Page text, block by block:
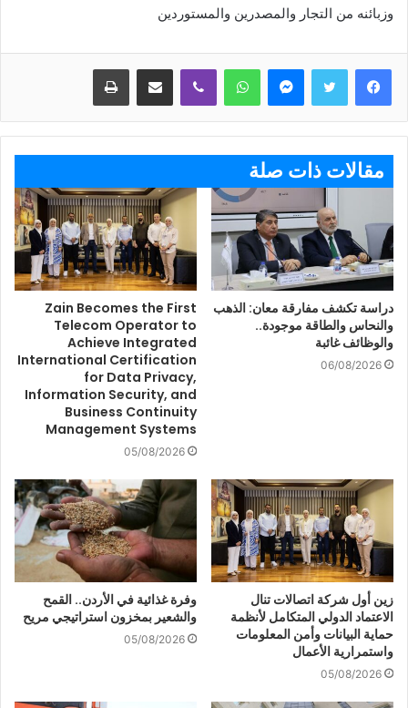
وزبائنه من التجار والمصدرين والمستوردين
ماسنجر واتساب ڤايبر مشاركة عبر البريد طباعة
مقالات ذات صلة
دراسة تكشف مفارقة معان: الذهب
والنحاس والطاقة موجودة..
والوظائف غائبة
06/08/2026
Zain Becomes the First
Telecom Operator to
Achieve Integrated
International Certification
for Data Privacy,
Information Security, and
Business Continuity
Management Systems
05/08/2026
زين أول شركة اتصالات تنال
الاعتماد الدولي المتكامل لأنظمة
حماية البيانات وأمن المعلومات
واستمرارية الأعمال
05/08/2026
وفرة غذائية في الأردن.. القمح
والشعير بمخزون استراتيجي مريح
05/08/2026